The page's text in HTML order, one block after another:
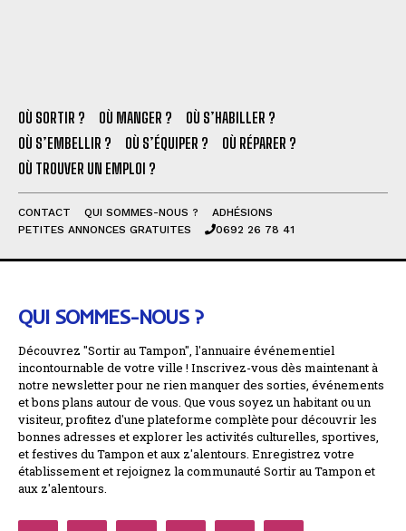
OÙ SORTIR ? OÙ MANGER ?
OÙ S’HABILLER ?
OÙ S’EMBELLIR ?
OÙ S’ÉQUIPER ?
OÙ RÉPARER ?
OÙ TROUVER UN EMPLOI ?
CONTACT QUI SOMMES-NOUS ?
ADHÉSIONS
PETITES ANNONCES GRATUITES
0692 26 78 41
QUI SOMMES-NOUS ?
Découvrez "Sortir au Tampon", l'annuaire événementiel
incontournable de votre ville ! Inscrivez-vous dès maintenant à
notre newsletter pour ne rien manquer des sorties, événements
et bons plans autour de vous. Que vous soyez un habitant ou un
visiteur, profitez d'une plateforme complète pour découvrir les
bonnes adresses et explorer les activités culturelles, sportives,
et festives du Tampon et aux z'alentours. Enregistrez votre
établissement et rejoignez la communauté Sortir au Tampon et
aux z'alentours.